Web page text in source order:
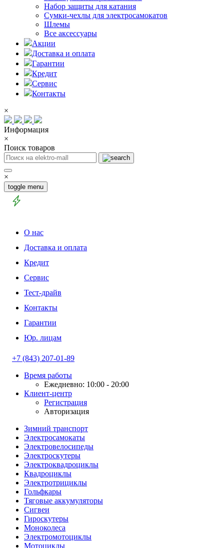
Набор защиты для катания
Сумки-чехлы для электросамокатов
Шлемы
Все аксессуары
Акции
Доставка и оплата
Гарантии
Кредит
Сервис
Контакты
×
Информация
×
Поиск товаров
×
toggle menu
О нас
Доставка и оплата
Кредит
Сервис
Тест-драйв
Контакты
Гарантии
Юр. лицам
+7 (843) 207-01-89
Время работы
Ежедневно: 10:00 - 20:00
Клиент-центр
Регистрация
Авторизация
Зимний транспорт
Электросамокаты
Электровелосипеды
Электроскутеры
Электроквадроциклы
Квадроциклы
Электротрициклы
Гольфкары
Тяговые аккумуляторы
Сигвеи
Гироскутеры
Моноколеса
Электромотоциклы
Мотоциклы